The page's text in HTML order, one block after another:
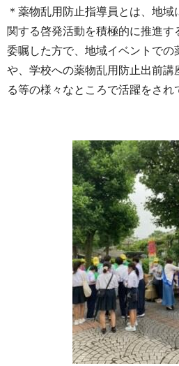
＊薬物乱用防止指導員とは、地
関する啓発活動を積極的に推進
委嘱した方で、地域イベントでの
や、学校への薬物乱用防止出前講
る等の様々なところで活躍をされ